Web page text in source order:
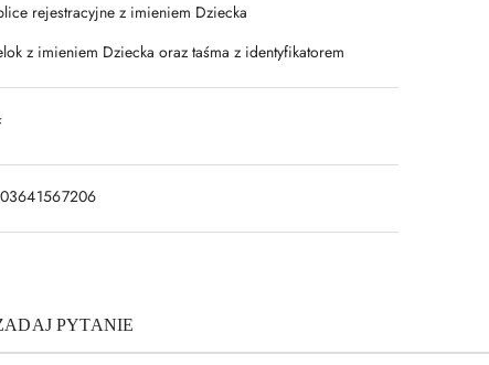
rejestracyjne z imieniem Dziecka
z imieniem Dziecka oraz taśma z identyfikatorem
PYTANIE